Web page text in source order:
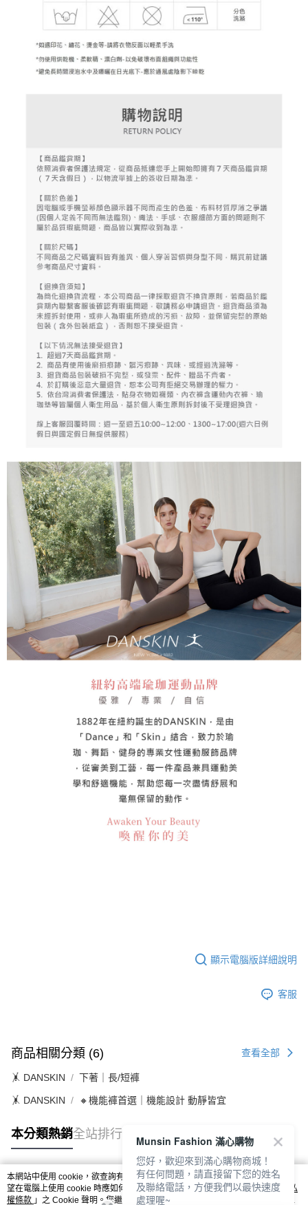
顯示電腦版詳細說明
客服
商品相關分類 (6) 查看全部
🤸 DANSKIN 下著｜長/短褲
🤸 DANSKIN 🔸機能褲首選｜機能設計 動靜皆宜
本分類熱銷全站排行
熱門標籤
本網站中使用 cookie，欲查詢有關本網站使用 cookie 方式之詳情，及若您不希
望在電腦上使用 cookie 時應如何變更電腦的 cookie 設定，請參閱本網站「
隱私
權條款 」之 Cookie 聲明。您繼續使用本網站即表示您同意本公司得按本網站使
Munsin Fashion 滿心購物
您好，歡迎來到滿心購物商城！
有任何問題，請直接留下您的姓名
及聯絡電話，方便我們以最快速度
處理喔~